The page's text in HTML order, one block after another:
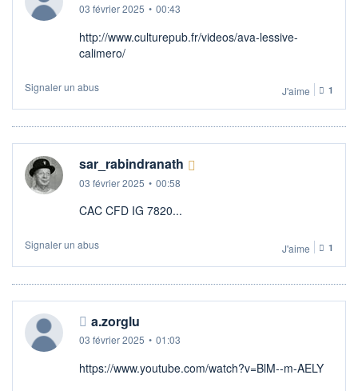
03 février 2025 • 00:43
http://www.culturepub.fr/videos/ava-lessive-
calimero/
Signaler un abus J'aime 1
sar_rabindranath
03 février 2025 • 00:58
CAC CFD IG 7820...
Signaler un abus J'aime 1
a.zorglu
03 février 2025 • 01:03
https://www.youtube.com/watch?v=BlM--m-AELY